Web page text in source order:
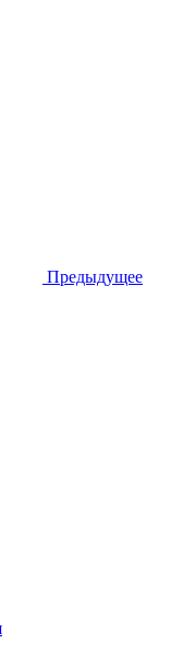
Предыдущее